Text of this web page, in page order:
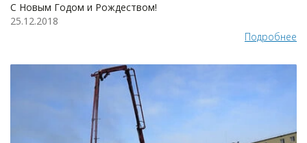
С Новым Годом и Рождеством!
25.12.2018
Подробнее